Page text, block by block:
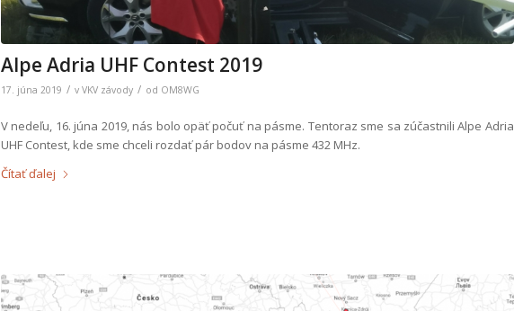
Alpe Adria UHF Contest 2019
17. júna 2019 / v VKV závody / od OM8WG
V nedeľu, 16. júna 2019, nás bolo opäť počuť na pásme. Tentoraz sme sa zúčastnili Alpe Adria
UHF Contest, kde sme chceli rozdať pár bodov na pásme 432 MHz.
Čítať ďalej